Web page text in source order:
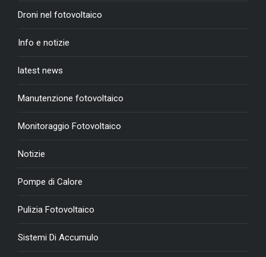
Droni nel fotovoltaico
Info e notizie
latest news
Manutenzione fotovoltaico
Monitoraggio Fotovoltaico
Notizie
Pompe di Calore
Pulizia Fotovoltaico
Sistemi Di Accumulo